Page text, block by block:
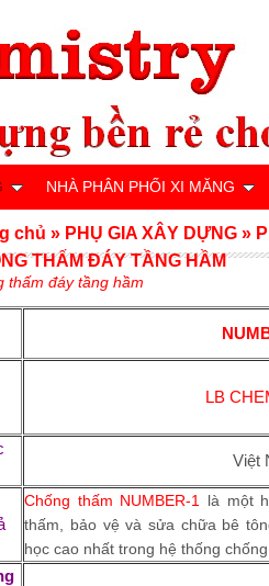
thấm đáy tầng hầm
LB
Việt
Chống thấm NUMBER-1
là một
thấm, bảo vệ và sửa chữa bê
học cao nhất trong hệ thống
chủ » PHỤ GIA XÂY DỰNG »
THẤM ĐÁY TẦNG HẦM
NHÀ PHÂN PHỐI XI MĂNG